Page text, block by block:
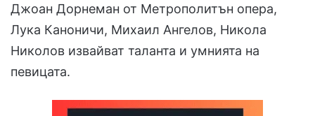
Джоан Дорнеман от Метрополитън опера,
Лука Каноничи, Михаил Ангелов, Никола
Николов извайват таланта и умнията на
певицата.